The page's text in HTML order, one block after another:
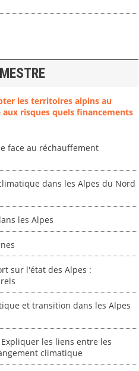
les territoires alpins au
risques quels financements
face au réchauffement
dans les Alpes du Nord
les Alpes
sur l'état des Alpes :
et transition dans les Alpes
les liens entre les
climatique